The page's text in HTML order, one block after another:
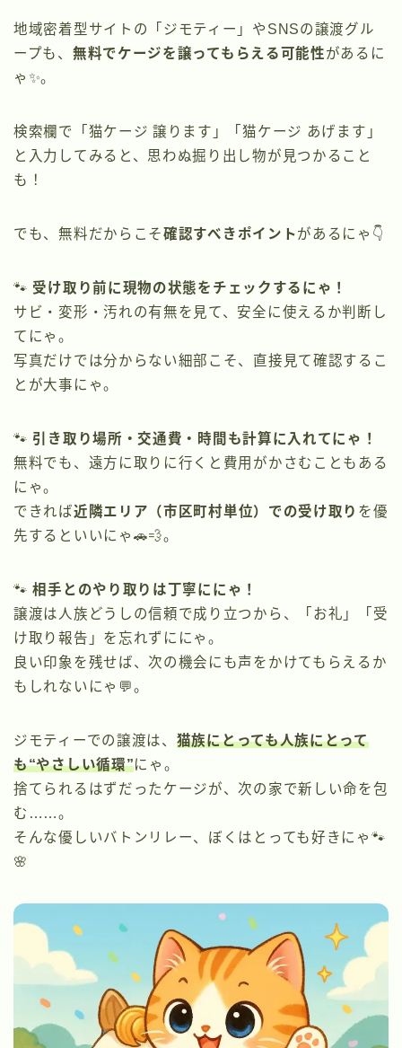
地域密着型サイトの「ジモティー」やSNSの譲渡グル
ープも、 無料でケージを譲ってもらえる可能性があるに
ゃ✨。
検索欄で「猫ケージ 譲ります」「猫ケージ あげます」
と入力してみると、思わぬ掘り出し物が見つかること
も！
でも、無料だからこそ確認すべきポイントがあるにゃ👇
🐾 受け取り前に現物の状態をチェックするにゃ！
サビ・変形・汚れの有無を見て、安全に使えるか判断し
てにゃ。
写真だけでは分からない細部こそ、直接見て確認するこ
とが大事にゃ。
🐾 引き取り場所・交通費・時間も計算に入れてにゃ！
無料でも、遠方に取りに行くと費用がかさむこともある
にゃ。
できれば近隣エリア（市区町村単位）での受け取り を優
先するといいにゃ🚗💨。
🐾相手とのやり取りは丁寧ににゃ！
譲渡は人族どうしの信頼で成り立つから、「お礼」「受
け取り報告」を忘れずににゃ。
良い印象を残せば、次の機会にも声をかけてもらえるか
もしれないにゃ💬。
ジモティーでの譲渡は、 猫族にとっても人族にとって
も“やさしい循環”にゃ。
捨てられるはずだったケージが、次の家で新しい命を包
む……。
そんな優しいバトンリレー、ぼくはとっても好きにゃ🐾
🌸